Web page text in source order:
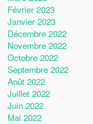
Février 2023
Janvier 2023
Décembre 2022
Novembre 2022
Octobre 2022
Septembre 2022
Août 2022
Juillet 2022
Juin 2022
Mai 2022